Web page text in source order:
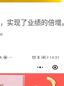
实现了业绩的倍